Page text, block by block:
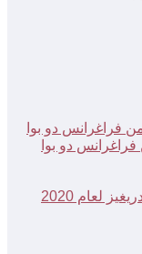
لعام 2020